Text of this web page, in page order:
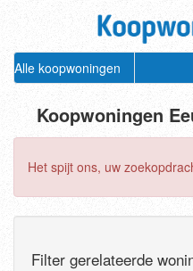
Alle koopwoningen
Koopwoningen
Het spijt ons, uw
Filter gerelateerde